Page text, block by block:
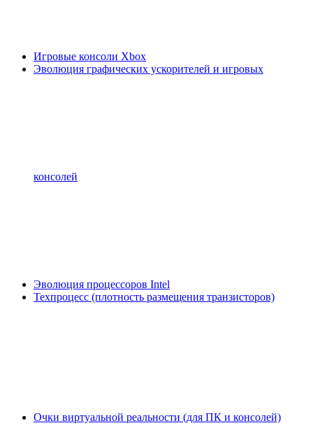
Игровые консоли Xbox
Эволюция графических ускорителей и игровых
консолей
Эволюция процессоров Intel
Техпроцесс (плотность размещения транзисторов)
Очки виртуальной реальности (для ПК и консолей)